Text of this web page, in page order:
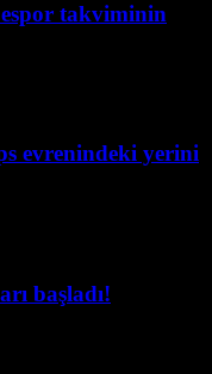
takviminin
evrenindeki yerini
başladı!